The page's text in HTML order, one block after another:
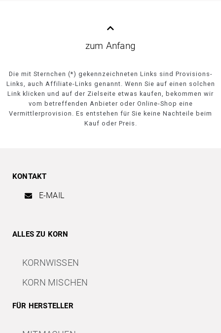
zum Anfang
Die mit Sternchen (*) gekennzeichneten Links sind Provisions-
Links, auch Affiliate-Links genannt. Wenn Sie auf einen solchen
Link klicken und auf der Zielseite etwas kaufen, bekommen wir
vom betreffenden Anbieter oder Online-Shop eine
Vermittlerprovision. Es entstehen für Sie keine Nachteile beim
Kauf oder Preis.
KONTAKT
E-MAIL
ALLES ZU KORN
KORNWISSEN
KORN MISCHEN
FÜR HERSTELLER